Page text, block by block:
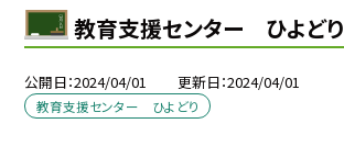
教育支援センター ひよどり
公開日 2024/04/01 更新日 2024/04/01
教育支援センター ひよどり